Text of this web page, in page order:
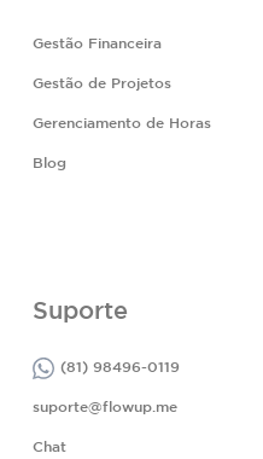
Gestão Financeira
Gestão de Projetos
Gerenciamento de Horas
Blog
Suporte
(81) 98496-0119
suporte@flowup.me
Chat